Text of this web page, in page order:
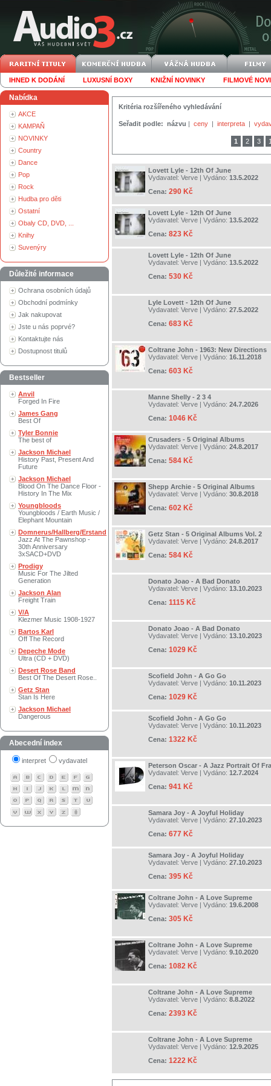
IHNED K DODÁNÍ LUXUSNÍ BOXY KNIŽNÍ NOVINKY FILMOVÉ
Nabídka
AKCE
KAMPAŇ
NOVINKY
Country
Dance
Pop
Rock
Hudba pro děti
Ostatní
Obaly CD, DVD, ...
Knihy
Suvenýry
Důležité informace
Ochrana osobních údajů
Obchodní podmínky
Jak nakupovat
Jste u nás poprvé?
Kontaktujte nás
Dostupnost titulů
Bestseller
Anvil
Forged In Fire
James Gang
Best Of
Tyler Bonnie
The best of
Jackson Michael
History Past, Present And
Future
Jackson Michael
Blood On The Dance Floor -
History In The Mix
Youngbloods
Youngbloods / Earth Music /
Elephant Mountain
Domnerus/Hallberg/Erstand
Jazz At The Pawnshop -
30th Anniversary
3xSACD+DVD
Prodigy
Music For The Jilted
Generation
Jackson Alan
Freight Train
V/A
Klezmer Music 1908-1927
Bartos Karl
Off The Record
Depeche Mode
Ultra (CD + DVD)
Desert Rose Band
Best Of The Desert Rose..
Getz Stan
Stan Is Here
Jackson Michael
Dangerous
Abecední index
interpret vydavatel
Kritéria rozšířeného vyhledávání
Seřadit podle: názvu | ceny | interpreta |
1 2 3
Lovett Lyle - 12th Of June
Vydavatel: Verve | Vydáno: 13.5.2022
Cena: 290 Kč
Lovett Lyle - 12th Of June
Vydavatel: Verve | Vydáno: 13.5.2022
Cena: 823 Kč
Lovett Lyle - 12th Of June
Vydavatel: Verve | Vydáno: 13.5.2022
Cena: 530 Kč
Lyle Lovett - 12th Of June
Vydavatel: Verve | Vydáno: 27.5.2022
Cena: 683 Kč
Coltrane John - 1963: New Directions
Vydavatel: Verve | Vydáno: 16.11.2018
Cena: 603 Kč
Manne Shelly - 2 3 4
Vydavatel: Verve | Vydáno: 24.7.2026
Cena: 1046 Kč
Crusaders - 5 Original Albums
Vydavatel: Verve | Vydáno: 24.8.2017
Cena: 584 Kč
Shepp Archie - 5 Original Albums
Vydavatel: Verve | Vydáno: 30.8.2018
Cena: 602 Kč
Getz Stan - 5 Original Albums Vol. 2
Vydavatel: Verve | Vydáno: 24.8.2017
Cena: 584 Kč
Donato Joao - A Bad Donato
Vydavatel: Verve | Vydáno: 13.10.2023
Cena: 1115 Kč
Donato Joao - A Bad Donato
Vydavatel: Verve | Vydáno: 13.10.2023
Cena: 1029 Kč
Scofield John - A Go Go
Vydavatel: Verve | Vydáno: 10.11.2023
Cena: 1029 Kč
Scofield John - A Go Go
Vydavatel: Verve | Vydáno: 10.11.2023
Cena: 1322 Kč
Peterson Oscar - A Jazz Portrait Of
Vydavatel: Verve | Vydáno: 12.7.2024
Cena: 941 Kč
Samara Joy - A Joyful Holiday
Vydavatel: Verve | Vydáno: 27.10.2023
Cena: 677 Kč
Samara Joy - A Joyful Holiday
Vydavatel: Verve | Vydáno: 27.10.2023
Cena: 395 Kč
Coltrane John - A Love Supreme
Vydavatel: Verve | Vydáno: 19.6.2008
Cena: 305 Kč
Coltrane John - A Love Supreme
Vydavatel: Verve | Vydáno: 9.10.2020
Cena: 1082 Kč
Coltrane John - A Love Supreme
Vydavatel: Verve | Vydáno: 8.8.2022
Cena: 2393 Kč
Coltrane John - A Love Supreme
Vydavatel: Verve | Vydáno: 12.9.2025
Cena: 1222 Kč